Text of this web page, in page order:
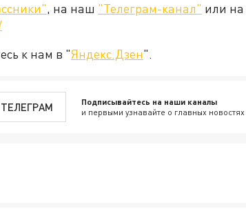
, на наш "Телеграм-канал" или на
к нам в "Яндекс.Дзен".
ТЕЛЕГРАМ Подписывайтесь на наши каналы
и первыми узнавайте о главных